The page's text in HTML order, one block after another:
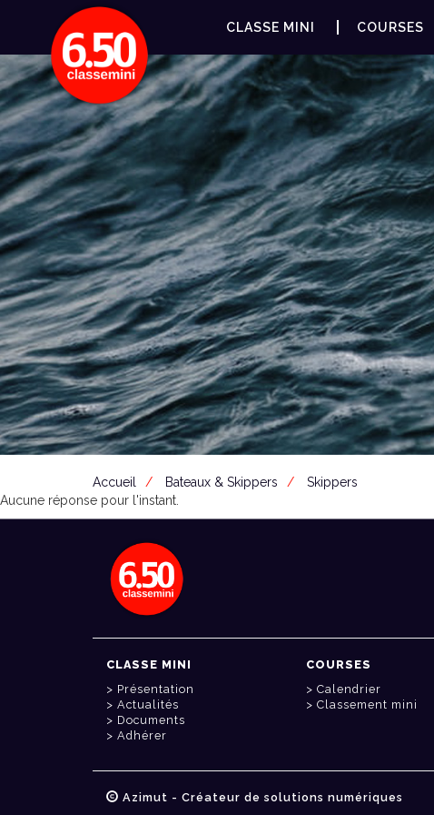
CLASSE MINI COURSES
Accueil Bateaux & Skippers
Skippers
Aucune réponse pour l'instant.
CLASSE MINI
Présentation
Actualités
Documents
Adhérer
COURSES
Calendrier
Classement mini
Azimut - Créateur de solutions numériques